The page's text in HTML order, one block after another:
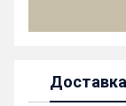
Доставка